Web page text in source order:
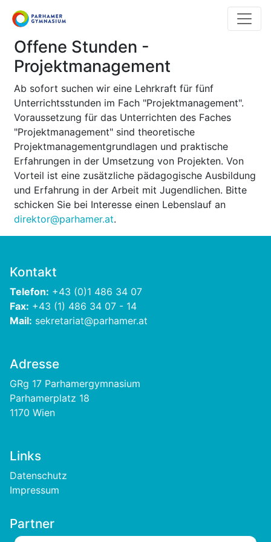
Direkt
zum
Offene Stunden -
Projektmanagement
Ab sofort suchen wir eine Lehrkraft für fünf
Unterrichtsstunden im Fach "Projektmanagement".
Voraussetzung für das Unterrichten des Faches
"Projektmanagement" sind theoretische
Projektmanagementgrundlagen und praktische
Erfahrungen in der Umsetzung von Projekten. Von
Vorteil ist eine zusätzliche pädagogische Ausbildung
und Erfahrung in der Arbeit mit Jugendlichen. Bitte
schicken Sie bei Interesse einen Lebenslauf an
direktor@parhamer.at.
Kontakt
Telefon: +43 (0)1 486 34 07
Fax: +43 (1) 486 34 07 - 14
Mail: sekretariat@parhamer.at
Adresse
GRg 17 Parhamergymnasium
Parhamerplatz 18
1170 Wien
Links
Footer
Datenschutz
Impressum
Partner